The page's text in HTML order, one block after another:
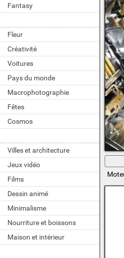
Fantasy
Fleur
Créativité
Voitures
Pays du monde
Macrophotographie
Fêtes
Cosmos
Villes et architecture
Jeux vidéo
Films
Dessin animé
Minimalisme
Nourriture et boissons
Maison et intérieur